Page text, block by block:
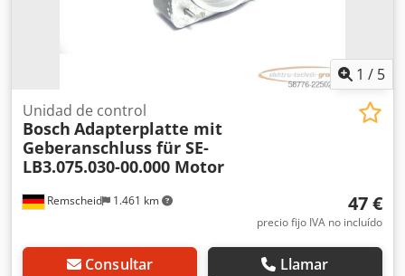
1 / 5
Remscheid 1.461 km
Unidad de control
Bosch Adapterplatte mit
Geberanschluss für SE-
LB3.075.030-00.000 Motor
47 €
precio fijo IVA no incluído
Consultar Llamar